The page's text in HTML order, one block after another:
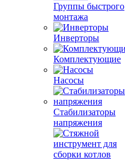
Группы быстрого
монтажа
Инверторы
Комплектующие
Насосы
Стабилизаторы
напряжения